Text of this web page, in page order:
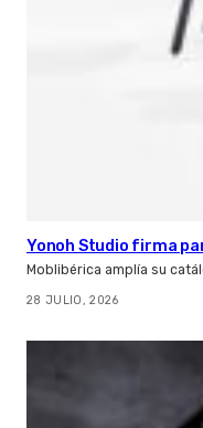
Yonoh Studio firma
Moblibérica amplía su
28 JULIO, 2026